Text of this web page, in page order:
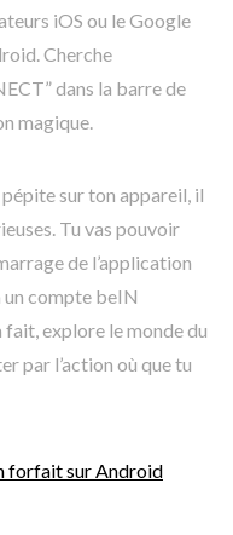
iOS ou le Google
Cherche
dans la barre de
magique.
sur ton appareil, il
Tu vas pouvoir
de l’application
un compte beIN
explore le monde du
par l’action où que tu
forfait sur Android